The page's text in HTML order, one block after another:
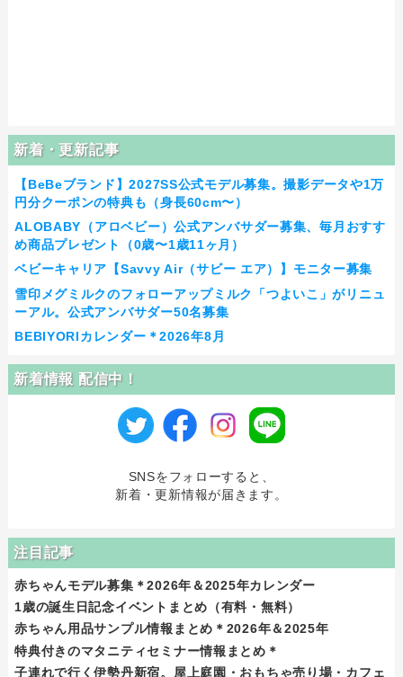
新着・更新記事
【BeBeブランド】2027SS公式モデル募集。撮影データや1万
円分クーポンの特典も（身長60cm〜）
ALOBABY（アロベビー）公式アンバサダー募集、毎月おすす
め商品プレゼント（0歳〜1歳11ヶ月）
ベビーキャリア【Savvy Air（サビー エア）】モニター募集
雪印メグミルクのフォローアップミルク「つよいこ」がリニュ
ーアル。公式アンバサダー50名募集
BEBIYORIカレンダー＊2026年8月
新着情報 配信中！
SNSをフォローすると、
新着・更新情報が届きます。
注目記事
赤ちゃんモデル募集＊2026年＆2025年カレンダー
1歳の誕生日記念イベントまとめ（有料・無料）
赤ちゃん用品サンプル情報まとめ＊2026年＆2025年
特典付きのマタニティセミナー情報まとめ＊
子連れで行く伊勢丹新宿。屋上庭園・おもちゃ売り場・カフェ